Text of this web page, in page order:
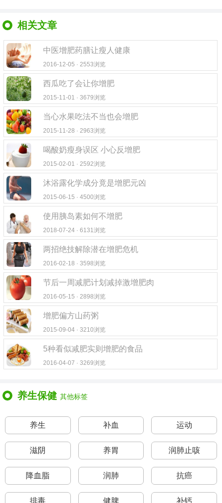
相关文章
中医增肥药膳让瘦人健康
2016-12-05 · 2553浏览
西瓜吃了会让你增肥
2015-11-01 · 3679浏览
当心水果吃法不当也会增肥
2015-11-28 · 2963浏览
喝酸奶瘦身误区 小心反增肥
2015-02-01 · 2592浏览
沐浴露化学成分竟是增肥元凶
2015-06-15 · 4500浏览
使用胰岛素如何不增肥
2018-07-24 · 6131浏览
两招绝技解除潜在增肥危机
2016-02-18 · 3598浏览
节后一周减肥计划减掉激增肥肉
2016-05-15 · 2898浏览
增肥偏方山药粥
2015-09-04 · 3210浏览
5种看似减肥实则增肥的食品
2016-04-07 · 3269浏览
养生保健 其他标签
养生 补血 运动
滋阴 养胃 润肺止咳
降血脂 润肺 抗癌
排毒 健脾 补钙